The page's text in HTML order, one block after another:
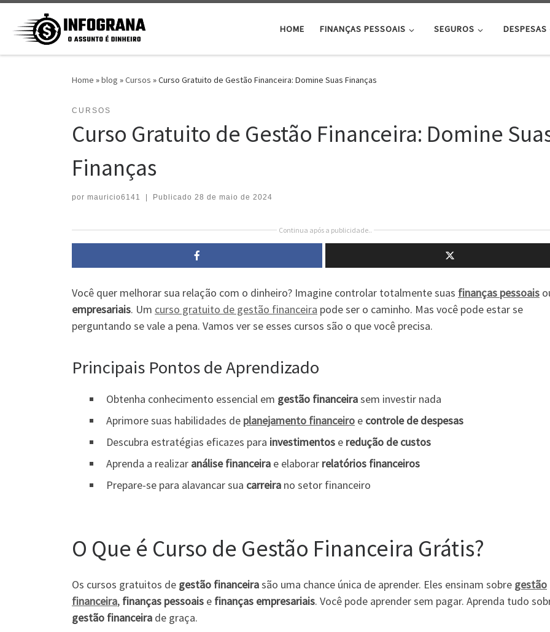
Skip to content
HOME FINANÇAS PESSOAIS SEGUROS DESPESAS
Home »blog »Cursos »Curso Gratuito de Gestão Financeira: Domine Suas Finanças
CURSOS
Curso Gratuito de Gestão Financeira: Domine
Finanças
por mauricio6141 | Publicado 28 de maio de 2024
Continua após a publicidade..
Você quer melhorar sua relação com o dinheiro? Imagine controlar totalmente suas finanças pessoais
empresariais. Um curso gratuito de gestão financeira pode ser o caminho. Mas você pode estar se
perguntando se vale a pena. Vamos ver se esses cursos são o que você precisa.
Principais Pontos de Aprendizado
Obtenha conhecimento essencial em gestão financeirasem investir nada
Aprimore suas habilidades de planejamento financeiro e controle de despesas
Descubra estratégias eficazes para investimentos e redução de custos
Aprenda a realizar análise financeira e elaborar relatórios financeiros
Prepare-se para alavancar sua carreira no setor financeiro
O Que é Curso de Gestão Financeira Grátis?
Os cursos gratuitos de gestão financeirasão uma chance única de aprender. Eles ensinam sobre gestão
financeira, finanças pessoais e finanças empresariais. Você pode aprender sem pagar. Aprenda tudo
gestão financeira de graça.